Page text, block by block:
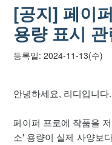
[공지] 리디 성인인증을
[공지] 페이퍼 1세대 펌
안내
[안내] 2024년 10월 네
[공지] 2024년 10월 고
[공지] 페이
용량 표시
등록일: 2024-11-13(수)
안녕하세요, 리디입니다.
페이퍼 프로에 작품을
소' 용량이 실제 사양보